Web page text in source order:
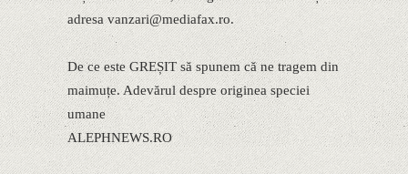
adresa vanzari@mediafax.ro.
De ce este GREȘIT să spunem că ne tragem din
maimuțe. Adevărul despre originea speciei
umane
ALEPHNEWS.RO